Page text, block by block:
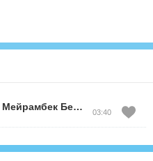
Мейрамбек Бесбаев
03:40